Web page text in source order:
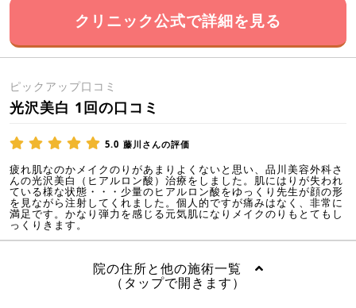
クリニック公式で詳細を見る
ピックアップ口コミ
光沢美白 1回の口コミ
5.0 藤川さんの評価
疲れ肌なのかメイクのりがあまりよくないと思い、品川美容外科さ
んの光沢美白（ヒアルロン酸）治療をしました。肌にはりが失われ
ている様な状態・・・少量のヒアルロン酸をゆっくり先生が顔の形
を見ながら注射してくれました。個人的ですが痛みはなく、非常に
満足です。かなり弾力を感じる元気肌になりメイクのりもとてもし
っくりきます。
院の住所と他の施術一覧
（タップで開きます）